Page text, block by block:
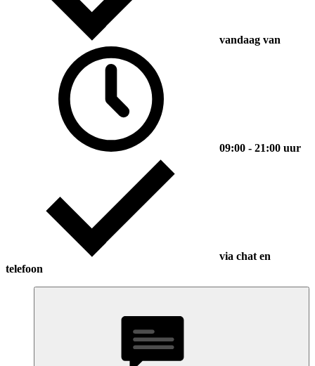
vandaag van
09:00 - 21:00 uur
via chat en
telefoon